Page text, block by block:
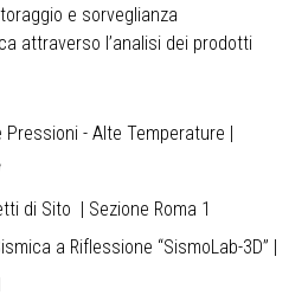
e sorveglianza
attraverso l’analisi dei prodotti
Pressioni - Alte Temperature |
di Sito | Sezione Roma 1
a Riflessione “SismoLab-3D” |